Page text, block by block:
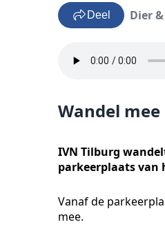
Deel Dier
Wandel
IVN Tilburg
parkeerplaats van
Vanaf de
mee.